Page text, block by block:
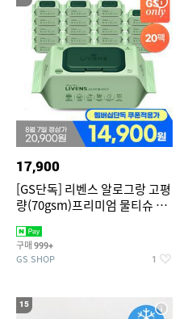
17,900
[GS단독] 리벤스 알로그랑 고평
량(70gsm)프리미엄 물티슈 70
구매 999+
GS SHOP 1
15